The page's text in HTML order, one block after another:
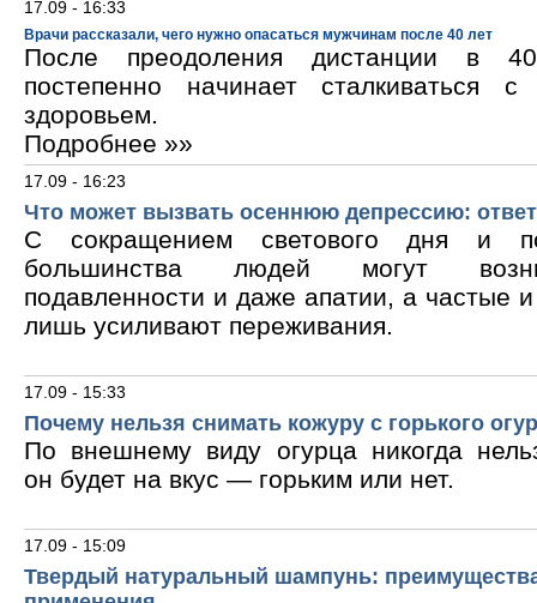
17.09 - 16:33
Врачи рассказали, чего нужно опасаться мужчинам после 40 лет
После преодоления дистанции в
постепенно начинает сталкиваться
здоровьем.
Подробнее »»
17.09 - 16:23
Что может вызвать осеннюю депрессию:
С сокращением светового дня и
большинства людей могут
подавленности и даже апатии, а частые
лишь усиливают переживания.
17.09 - 15:33
Почему нельзя снимать кожуру с горького
По внешнему виду огурца никогда
он будет на вкус — горьким или нет.
17.09 - 15:09
Твердый натуральный шампунь: